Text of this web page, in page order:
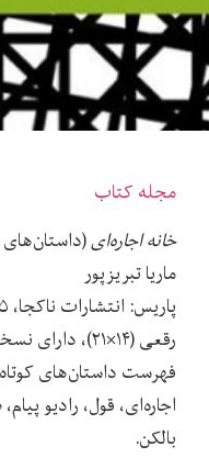
مجله کتاب
خانه اجاره‌ای(داستان‌های
ماریا تبریزپور
پاریس: انتشارات ناکجا، ۲۰۱۵، ۱۱۵ صفحه
رقعی (۱۴×۲۱)، دارای نسخه دیجیتال
فهرست داستان‌های
اجاره‌ای، قول، رادیو
بالکن.